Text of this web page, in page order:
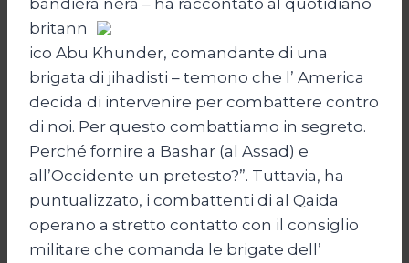
britann
ico Abu Khunder, comandante di una
brigata di jihadisti – temono che l’ America
decida di intervenire per combattere contro
di noi. Per questo combattiamo in segreto.
Perché fornire a Bashar (al Assad) e
all’Occidente un pretesto?”. Tuttavia, ha
puntualizzato, i combattenti di al Qaida
operano a stretto contatto con il consiglio
militare che comanda le brigate dell’